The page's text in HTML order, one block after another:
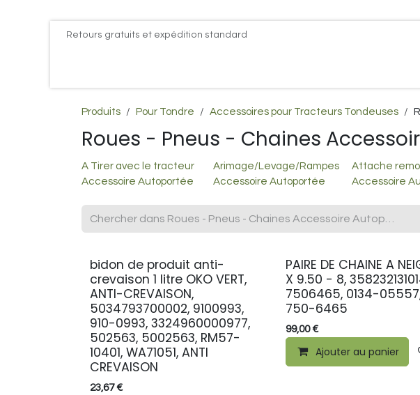
Se rendre au contenuRetours gratuits et expédition standard
Plus
Produits Pour Tondre Accessoires pour Tracteurs Tondeuses
Roues - Pneus - Chaines
A Tirer avec le tracteur
Accessoire Autoportée
Arimage/Levage/Rampes
Accessoire Autoportée
Attache
Accessoire
bidon de produit anti-
crevaison 1 litre OKO VERT,
ANTI-CREVAISON,
5034793700002, 9100993,
910-0993, 3324960000977,
502563, 5002563, RM57-
10401, WA71051, ANTI
CREVAISON
23,67€
PAIRE DE CHAINE A
X 9.50 - 8,
7506465, 0134-
750-6465
99,00€
Ajouter au panier